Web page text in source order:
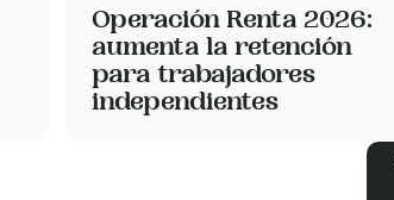
Operación Renta 2026:
aumenta la retención
para trabajadores
independientes